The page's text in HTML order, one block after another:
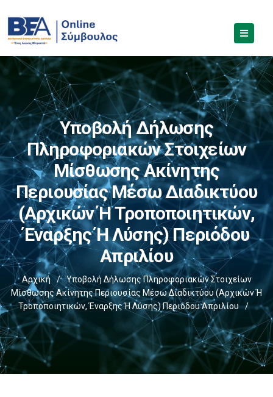
Υποβολή Δήλωσης
Πληροφοριακών Στοιχείων
Μίσθωσης Ακίνητης
Περιουσίας Μέσω Διαδικτύου
(αρχικών Ή Τροποποιητικών,
Έναρξης Ή Λύσης) Περιόδου
Απριλίου
Αρχική /
Υποβολή Δήλωσης Πληροφοριακών Στοιχείων
Μίσθωσης Ακίνητης Περιουσίας Μέσω Διαδικτύου (αρχικών Ή
Τροποποιητικών, Έναρξης Ή Λύσης) Περιόδου Απριλίου
/